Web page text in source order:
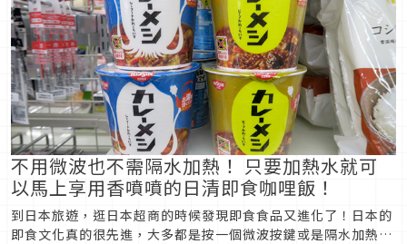
不用微波也不需隔水加熱！ 只要加熱水就可
以馬上享用香噴噴的日清即食咖哩飯！
到日本旅遊，逛日本超商的時候發現即食食品又進化了！日本的
即食文化真的很先進，大多都是按一個微波按鍵或是隔水加熱，